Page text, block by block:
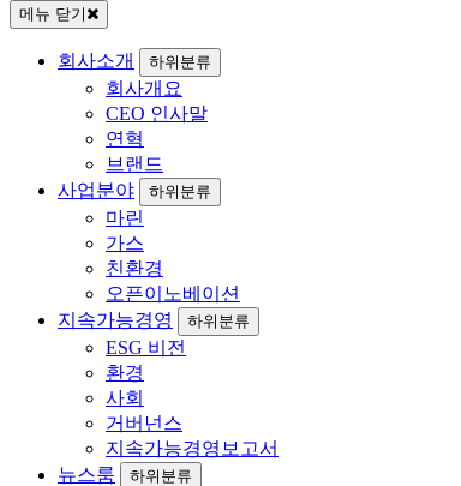
메뉴 닫기
회사소개 하위분류
회사개요
CEO 인사말
연혁
브랜드
사업분야
하위분류
마린
가스
친환경
오픈이노베이션
지속가능경영
하위분류
ESG 비전
환경
사회
거버넌스
지속가능경영보고서
뉴스룸
하위분류